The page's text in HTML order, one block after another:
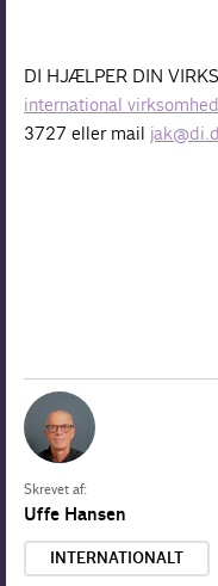
DI HJÆLPER DIN
international
3727 eller mail
Skrevet af:
Uffe Hansen
INTERNATIONALT